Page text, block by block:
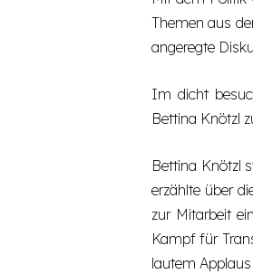
Themen aus
angeregte
Im dicht
Bettina Knötzl
Bettina Knötzl
erzählte über
zur Mitarbeit
Kampf für
lautem Applaus